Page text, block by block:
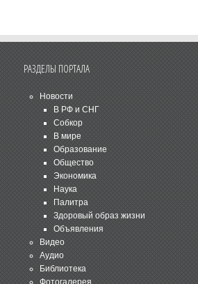
РАЗДЕЛЫ ПОРТАЛА
Новости
В РФ и СНГ
Собкор
В мире
Образование
Общество
Экономика
Наука
Палитра
Здоровый образ жизни
Объявления
Видео
Аудио
Библиотека